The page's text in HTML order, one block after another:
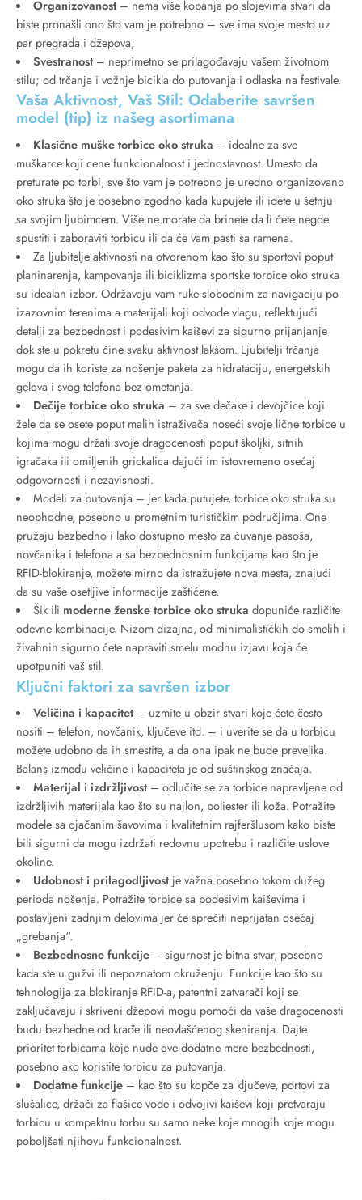
Organizovanost– nema više kopanja po slojevima stvari da
biste pronašli ono što vam je potrebno – sve ima svoje mesto uz
par pregrada i džepova;
Svestranost– neprimetno se prilagođavaju vašem životnom
stilu; od trčanja i vožnje bicikla do putovanja i odlaska na festivale.
Vaša Aktivnost, Vaš Stil: Odaberite savršen
model (tip) iz našeg asortimana
Klasične muške torbice oko struka – idealne za sve
muškarce koji cene funkcionalnost i jednostavnost. Umesto da
preturate po torbi, sve što vam je potrebno je uredno organizovano
oko struka što je posebno zgodno kada kupujete ili idete u šetnju
sa svojim ljubimcem. Više ne morate da brinete da li ćete negde
spustiti i zaboraviti torbicu ili da će vam pasti sa ramena.
Za ljubitelje aktivnosti na otvorenom kao što su sportovi poput
planinarenja, kampovanja ili biciklizma sportske torbice oko struka
su idealan izbor. Održavaju vam ruke slobodnim za navigaciju po
izazovnim terenima a materijali koji odvode vlagu, reflektujući
detalji za bezbednost i podesivim kaiševi za sigurno prijanjanje
dok ste u pokretu čine svaku aktivnost lakšom. Ljubitelji trčanja
mogu da ih koriste za nošenje paketa za hidrataciju, energetskih
gelova i svog telefona bez ometanja.
Dečije torbice oko struka – za sve dečake i devojčice koji
žele da se osete poput malih istraživača noseći svoje lične torbice u
kojima mogu držati svoje dragocenosti poput školjki, sitnih
igračaka ili omiljenih grickalica dajući im istovremeno osećaj
odgovornosti i nezavisnosti.
Modeli za putovanja – jer kada putujete, torbice oko struka su
neophodne, posebno u prometnim turističkim područjima. One
pružaju bezbedno i lako dostupno mesto za čuvanje pasoša,
novčanika i telefona a sa bezbednosnim funkcijama kao što je
RFID-blokiranje, možete mirno da istražujete nova mesta, znajući
da su vaše osetljive informacije zaštićene.
Šik ili moderne ženske torbice oko struka dopuniće različite
odevne kombinacije. Nizom dizajna, od minimalističkih do smelih i
živahnih sigurno ćete napraviti smelu modnu izjavu koja će
upotpuniti vaš stil.
Ključni faktori za savršen izbor
Veličina i kapacitet– uzmite u obzir stvari koje ćete često
nositi – telefon, novčanik, ključeve itd. – i uverite se da u torbicu
možete udobno da ih smestite, a da ona ipak ne bude prevelika.
Balans između veličine i kapaciteta je od suštinskog značaja.
Materijal i izdržljivost– odlučite se za torbice napravljene od
izdržljivih materijala kao što su najlon, poliester ili koža. Potražite
modele sa ojačanim šavovima i kvalitetnim rajferšlusom kako biste
bili sigurni da mogu izdržati redovnu upotrebu i različite uslove
okoline.
Udobnost i prilagodljivostje važna posebno tokom dužeg
perioda nošenja. Potražite torbice sa podesivim kaiševima i
postavljeni zadnjim delovima jer će sprečiti neprijatan osećaj
„grebanja“.
Bezbednosne funkcije– sigurnost je bitna stvar, posebno
kada ste u gužvi ili nepoznatom okruženju. Funkcije kao što su
tehnologija za blokiranje RFID-a, patentni zatvarači koji se
zaključavaju i skriveni džepovi mogu pomoći da vaše dragocenosti
budu bezbedne od krađe ili neovlašćenog skeniranja. Dajte
prioritet torbicama koje nude ove dodatne mere bezbednosti,
posebno ako koristite torbicu za putovanja.
Dodatne funkcije– kao što su kopče za ključeve, portovi za
slušalice, držači za flašice vode i odvojivi kaiševi koji pretvaraju
torbicu u kompaktnu torbu su samo neke koje mnogih koje mogu
poboljšati njihovu funkcionalnost.